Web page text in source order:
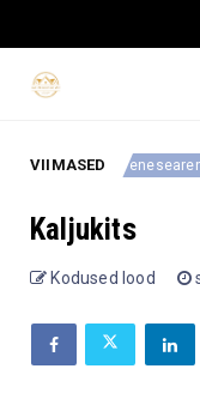
VIIMASED
siiras eneseareng
Kaljukits
Kodused lood